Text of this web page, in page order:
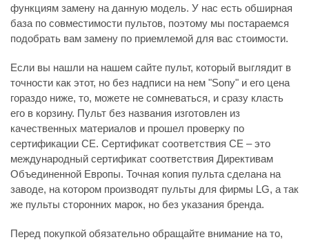
функциям замену на данную модель. У нас есть обширная
база по совместимости пультов, поэтому мы постараемся
подобрать вам замену по приемлемой для вас стоимости.
Если вы нашли на нашем сайте пульт, который выглядит в
точности как этот, но без надписи на нем "Sony" и его цена
гораздо ниже, то, можете не сомневаться, и сразу класть
его в корзину. Пульт без названия изготовлен из
качественных материалов и прошел проверку по
сертификации CE. Сертификат соответствия СЕ – это
международный сертификат соответствия Директивам
Объединенной Европы. Точная копия пульта сделана на
заводе, на котором производят пульты для фирмы LG, а так
же пульты сторонних марок, но без указания бренда.
Перед покупкой обязательно обращайте внимание на то,